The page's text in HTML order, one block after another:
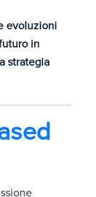
evoluzioni
in
strategia